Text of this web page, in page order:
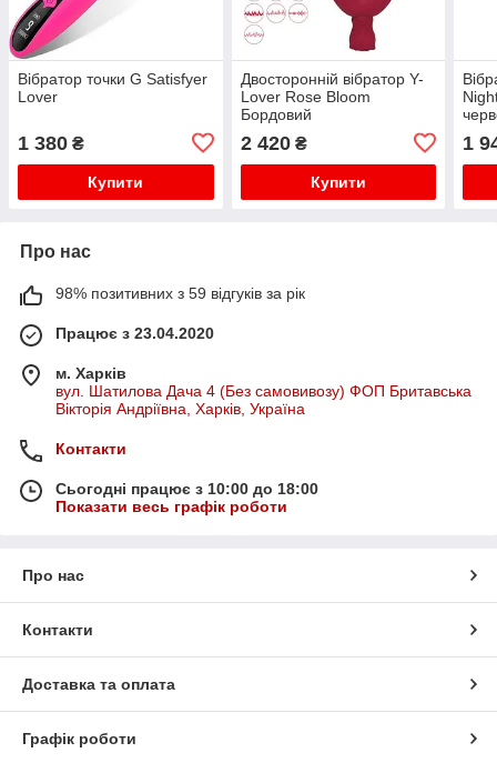
Вібратор точки G Satisfyer
Lover
1 380 ₴
Купити
Двосторонній вібратор Y-
Lover Rose Bloom
Бордовий
2 420₴
Купити
1
Про нас
98% позитивних з 59 відгуків за рік
Працює з 23.04.2020
м. Харків
вул. Шатилова Дача 4 (Без самовивозу) ФОП Бритавська
Вікторія Андріївна, Харків, Україна
Контакти
Сьогодні працює з 10:00 до 18:00
Показати весь графік роботи
Про нас
Контакти
Доставка та оплата
Графік роботи